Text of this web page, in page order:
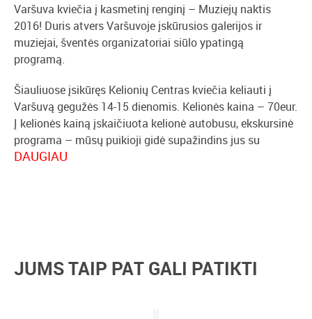
Varšuva kviečia į kasmetinį renginį – Muziejų naktis
2016! Duris atvers Varšuvoje įskūrusios galerijos ir
muziejai, šventės organizatoriai siūlo ypatingą
programą.
Šiauliuose įsikūręs Kelionių Centras kviečia keliauti į
Varšuvą gegužės 14-15 dienomis. Kelionės kaina – 70eur.
Į kelionės kainą įskaičiuota kelionė autobusu, ekskursinė
programa – mūsų puikioji gidė supažindins jus su
Varšuvos įdomybėmis, nakvynė viešbutyje su pusryčiais.
DAUGIAU
JUMS TAIP PAT GALI PATIKTI